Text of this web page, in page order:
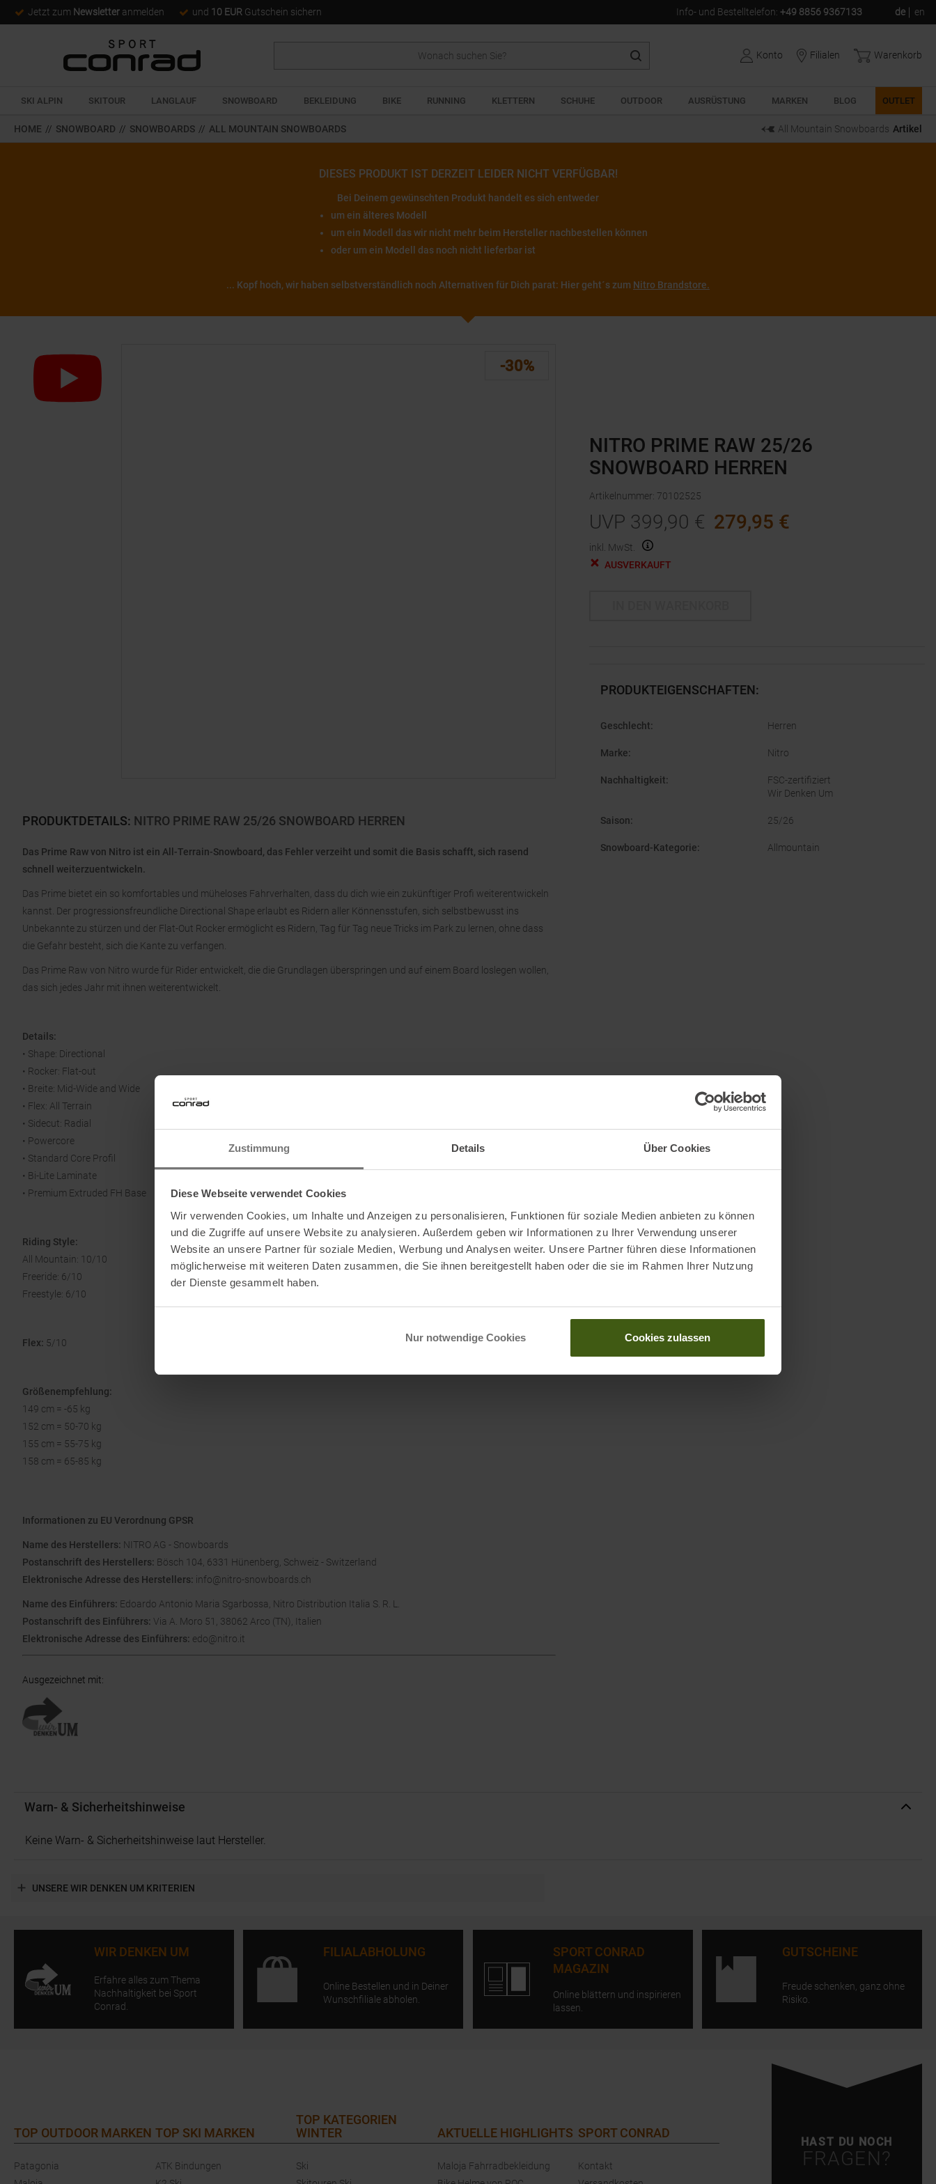
Zustimmung Details Über Cookies
Diese Webseite verwendet Cookies
Wir verwenden Cookies, um Inhalte und Anzeigen zu personalisieren, Funktionen für soziale Medien anbieten zu können
und die Zugriffe auf unsere Website zu analysieren. Außerdem geben wir Informationen zu Ihrer Verwendung unserer
Website an unsere Partner für soziale Medien, Werbung und Analysen weiter. Unsere Partner führen diese Informationen
möglicherweise mit weiteren Daten zusammen, die Sie ihnen bereitgestellt haben oder die sie im Rahmen Ihrer Nutzung
der Dienste gesammelt haben.
Nur notwendige Cookies Cookies zulassen
Jetzt zum Newsletter anmelden und 10 EUR Gutschein sichern Info- und Bestelltelefon: +49 8856 9367133 de en
Konto Filialen Warenkorb
SKI ALPIN SKITOUR LANGLAUF SNOWBOARD BEKLEIDUNG BIKE RUNNING KLETTERN SCHUHE OUTDOOR AUSRÜSTUNG MARKEN BLOG OUTLET
HOME // SNOWBOARD // SNOWBOARDS // ALL MOUNTAIN SNOWBOARDS All Mountain Snowboards Artikel
DIESES PRODUKT IST DERZEIT LEIDER NICHT VERFÜGBAR!
Bei Deinem gewünschten Produkt handelt es sich entweder
um ein älteres Modell
um ein Modell das wir nicht mehr beim Hersteller nachbestellen können
oder um ein Modell das noch nicht lieferbar ist
... Kopf hoch, wir haben selbstverständlich noch Alternativen für Dich parat: Hier geht´s zum Nitro Brandstore.
-30%
PRODUKTDETAILS: NITRO PRIME RAW 25/26 SNOWBOARD HERREN
Das Prime Raw von Nitro ist ein All-Terrain-Snowboard, das Fehler verzeiht und somit die Basis schafft, sich rasend
schnell weiterzuentwickeln.
Das Prime bietet ein so komfortables und müheloses Fahrverhalten, dass du dich wie ein zukünftiger Profi weiterentwickeln
kannst. Der progressionsfreundliche Directional Shape erlaubt es Ridern aller Könnensstufen, sich selbstbewusst ins
Unbekannte zu stürzen und der Flat-Out Rocker ermöglicht es Ridern, Tag für Tag neue Tricks im Park zu lernen, ohne dass
die Gefahr besteht, sich die Kante zu verfangen.
Das Prime Raw von Nitro wurde für Rider entwickelt, die die Grundlagen überspringen und auf einem Board loslegen wollen,
das sich jedes Jahr mit ihnen weiterentwickelt.
Details:
• Shape: Directional
• Rocker: Flat-out
• Breite: Mid-Wide and Wide
• Flex: All Terrain
• Sidecut: Radial
• Powercore
• Standard Core Profil
• Bi-Lite Laminate
• Premium Extruded FH Base
Riding Style:
All Mountain: 10/10
Freeride: 6/10
Freestyle: 6/10
Flex: 5/10
Größenempfehlung:
149 cm = -65 kg
152 cm = 50-70 kg
155 cm = 55-75 kg
158 cm = 65-85 kg
Informationen zu EU Verordnung GPSR
Name des Herstellers: NITRO AG - Snowboards
Postanschrift des Herstellers: Bösch 104, 6331 Hünenberg, Schweiz - Switzerland
Elektronische Adresse des Herstellers: info@nitro-snowboards.ch
Name des Einführers: Edoardo Antonio Maria Sgarbossa, Nitro Distribution Italia S. R. L.
Postanschrift des Einführers: Via A. Moro 51, 38062 Arco (TN), Italien
Elektronische Adresse des Einführers: edo@nitro.it
Ausgezeichnet mit:
NITRO PRIME RAW 25/26
SNOWBOARD HERREN
Artikelnummer: 70102525
UVP 399,90 € 279,95 €
inkl. MwSt.
AUSVERKAUFT
PRODUKTEIGENSCHAFTEN:
Geschlecht: Herren
Marke: Nitro
Nachhaltigkeit:
FSC-zertifiziert
Wir Denken Um
Saison: 25/26
Snowboard-Kategorie: Allmountain
Warn- & Sicherheitshinweise
Keine Warn- & Sicherheitshinweise laut Hersteller.
UNSERE WIR DENKEN UM KRITERIEN
WIR DENKEN UM
Erfahre alles zum Thema
Nachhaltigkeit bei Sport
Conrad.
FILIALABHOLUNG
Online Bestellen und in Deiner
Wunschfiliale abholen.
SPORT CONRAD
MAGAZIN
Online blättern und inspirieren
lassen.
GUTSCHEINE
Freude schenken, ganz ohne
Risiko.
HAST DU NOCH
FRAGEN?
TOP OUTDOOR MARKEN
Patagonia
TOP SKI MARKEN
ATK Bindungen
TOP KATEGORIEN
WINTER
Ski
AKTUELLE HIGHLIGHTS
Maloja Fahrradbekleidung
SPORT CONRAD
Kontakt